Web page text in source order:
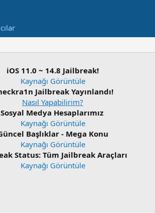
iOS 11.0 ~ 14.8 Jailbreak!
Kaynağı Görüntüle
Jailbreak Yayınlandı!
Nasıl Yapabilirim?
Sosyal Medya Hesaplarımız
Kaynağı Görüntüle
Başlıklar - Mega Konu
Kaynağı Görüntüle
Status: Tüm Jailbreak Araçları
Kaynağı Görüntüle